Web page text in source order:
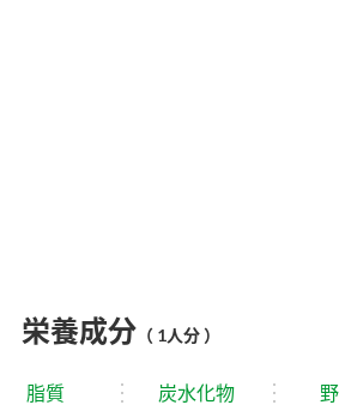
栄養成分 （ 1人分 ）
脂質 炭水化物